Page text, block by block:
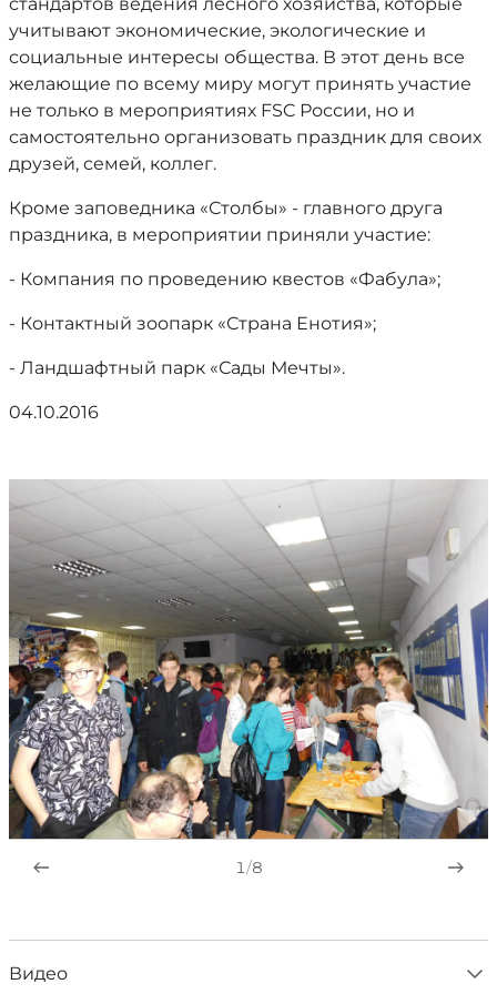
учитывают экономические, экологические и
социальные интересы общества. В этот день все
желающие по всему миру могут принять участие
не только в мероприятиях FSC России, но и
самостоятельно организовать праздник для своих
друзей, семей, коллег.
Кроме заповедника «Столбы» - главного друга
праздника, в мероприятии приняли участие:
- Компания по проведению квестов «Фабула»;
- Контактный зоопарк «Страна Енотия»;
- Ландшафтный парк «Сады Мечты».
04.10.2016
1/8
Видео